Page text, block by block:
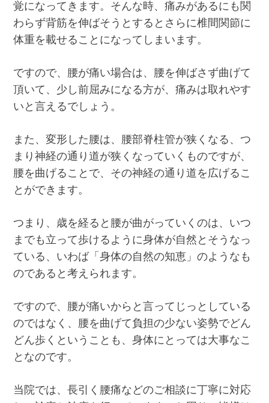
覚になってきます。そんな時、痛みがあるにも関
わらず背筋を伸ばそうとするとさらに椎間関節に
体重を載せることになってしまいます。
ですので、腰が痛い場合は、腰を伸ばさず曲げて
頂いて、少し前屈みになる方が、痛みは取れやす
いと言えるでしょう。
また、変形した腰は、腰部脊柱管が狭くなる、つ
まり神経の通り道が狭くなっていくものですが、
腰を曲げることで、その神経の通り道を広げるこ
とができます。
つまり、歳を経ると腰が曲がっていくのは、いつ
までも立って歩けるように身体が自然とそうなっ
ている、いわば「身体の自然の知恵」のようなも
のであると考えられます。
ですので、腰が痛いからと言ってじっとしている
のではなく、腰を曲げて負担の少ない姿勢でどん
どん歩くということも、身体にとっては大事なこ
となのです。
当院では、長引く腰痛などのご相談に丁寧に対応